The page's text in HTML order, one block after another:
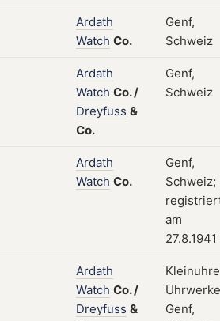
Ardath
Watch Co.
Genf,
Schweiz
Ardath
Watch Co./
Dreyfuss &
Co.
Genf,
Schweiz
Ardath
Watch Co.
Genf,
Schweiz;
am
27.8.1941
Ardath
Watch Co./
Dreyfuss &
Genf,